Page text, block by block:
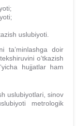
uslubiyoti.
ta’minlashga doir
o‘tkazish
hujjatlar ham
uslubiyotlari, sinov
metrologik